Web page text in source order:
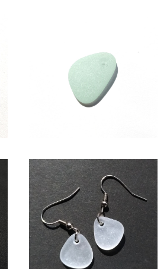
アクセサリー用シーグラス素材
(アップルグリーン) AS-19
シーグラス ピアス（白色系） BP-
38
¥1,650